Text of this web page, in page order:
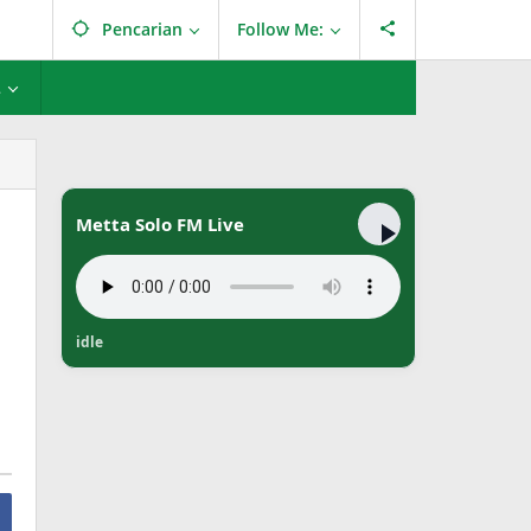
Pencarian Follow Me:
Metta Solo FM Live
idle